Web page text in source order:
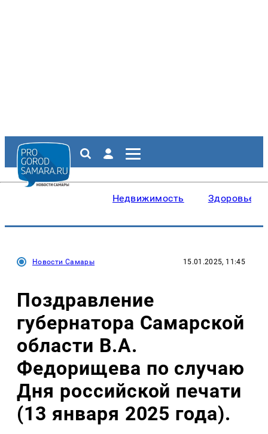
Недвижимость Здоровье
Новости Самары 15.01.2025, 11:45
Поздравление
губернатора Самарской
области В.А.
Федорищева по случаю
Дня российской печати
(13 января 2025 года).